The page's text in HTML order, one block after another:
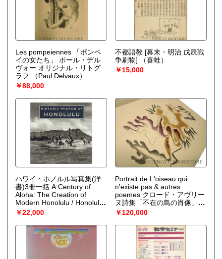
Les pompeiennes 「ポンペ
イの女たち」 ポール・デル
ヴォー オリジナル・リトグ
ラフ
（Paul Delvaux）
￥88,000
不都語教 [幕末・明治 戊辰戦
争刷物]
（喜蛙）
￥15,000
ハワイ・ホノルル写真集(洋
書)3冊一括 A Century of
Aloha: The Creation of
Modern Honolulu / Honolulu:
Then and Now / Historic
Photos of Honolulu
（Mackinnon Simpson /
Sheila Sarhangi / Clifford
￥22,000
Portrait de L'oiseau qui
n'existe pas & autres
poemes クロード・アヴリー
ヌ詩集「不在の鳥の肖像」
オシップ・ザッキン挿絵本
オリジナル・リトグラフ入限
定本 （Claude Aveline/Ossip
Zadkine）
￥120,000